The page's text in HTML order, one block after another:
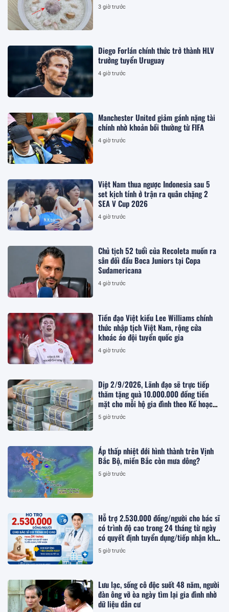
3 giờ trước
Diego Forlán chính thức trở thành HLV
trưởng tuyển Uruguay
4 giờ trước
Manchester United giảm gánh nặng tài
chính nhờ khoản bồi thường từ FIFA
4 giờ trước
Việt Nam thua ngược Indonesia sau 5
set kịch tính ở trận ra quân chặng 2
SEA V Cup 2026
4 giờ trước
Chủ tịch 52 tuổi của Recoleta muốn ra
sân đối đầu Boca Juniors tại Copa
Sudamericana
4 giờ trước
Tiền đạo Việt kiều Lee Williams chính
thức nhập tịch Việt Nam, rộng cửa
khoác áo đội tuyển quốc gia
4 giờ trước
Dịp 2/9/2026, Lãnh đạo sẽ trực tiếp
thăm tặng quà 10.000.000 đồng tiền
mặt cho mỗi hộ gia đình theo Kế hoạch
283, chi tiết ra sao?
5 giờ trước
Áp thấp nhiệt đới hình thành trên Vịnh
Bắc Bộ, miền Bắc còn mưa dông?
5 giờ trước
Hỗ trợ 2.530.000 đồng/người cho bác sĩ
có trình độ cao trong 24 tháng từ ngày
có quyết định tuyển dụng/tiếp nhận khi
đáp ứng tiêu chuẩn nào theo Nghị quyết
26?
5 giờ trước
Lưu lạc, sống cô độc suốt 48 năm, người
đàn ông vỡ òa ngày tìm lại gia đình nhờ
dữ liệu dân cư